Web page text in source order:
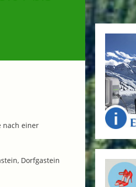
nach einer
Dorfgastein